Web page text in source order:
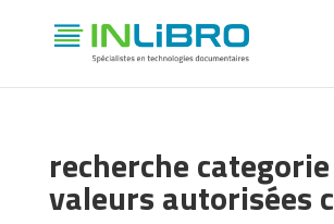
recherche
valeurs autorisées